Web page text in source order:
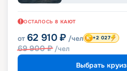
ОСТАЛОСЬ 8 КАЮТ
от 62 910 ₽ /чел
69 900₽ /чел
+2 027
Выбрать круиз